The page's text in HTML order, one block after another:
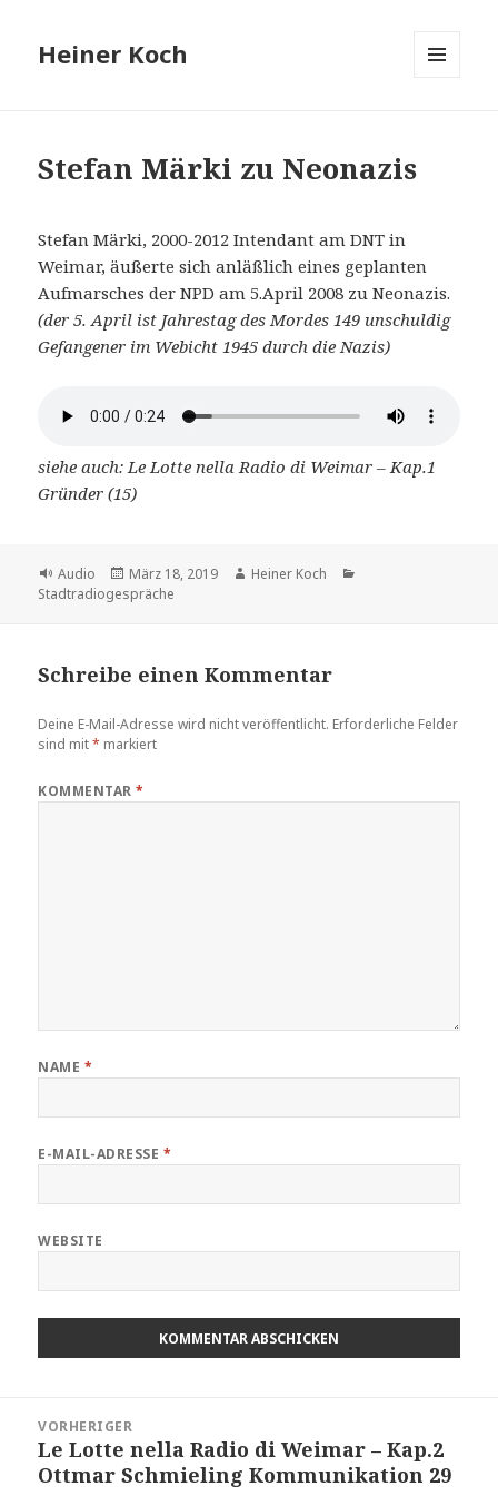
Heiner Koch
Stefan Märki zu Neonazis
Stefan Märki, 2000-2012 Intendant am DNT in
Weimar, äußerte sich anläßlich eines geplanten
Aufmarsches der NPD am 5.April 2008 zu Neonazis.
(der 5. April ist Jahrestag des Mordes 149 unschuldig
Gefangener im Webicht 1945 durch die Nazis)
siehe auch: Le Lotte nella Radio di Weimar – Kap.1
Gründer (15)
Format
Audio
Veröffentlicht
am
März 18, 2019 Autor
Heiner Koch
Stadtradiogespräche
Schreibe einen Kommentar
Deine E-Mail-Adresse wird nicht veröffentlicht. Erforderliche Felder
sind mit* markiert
KOMMENTAR*
NAME *
E-MAIL-ADRESSE *
WEBSITE
VORHERIGER
Vorheriger
Beitrag:
Le Lotte nella Radio di Weimar – Kap.2
Ottmar Schmieling Kommunikation 29